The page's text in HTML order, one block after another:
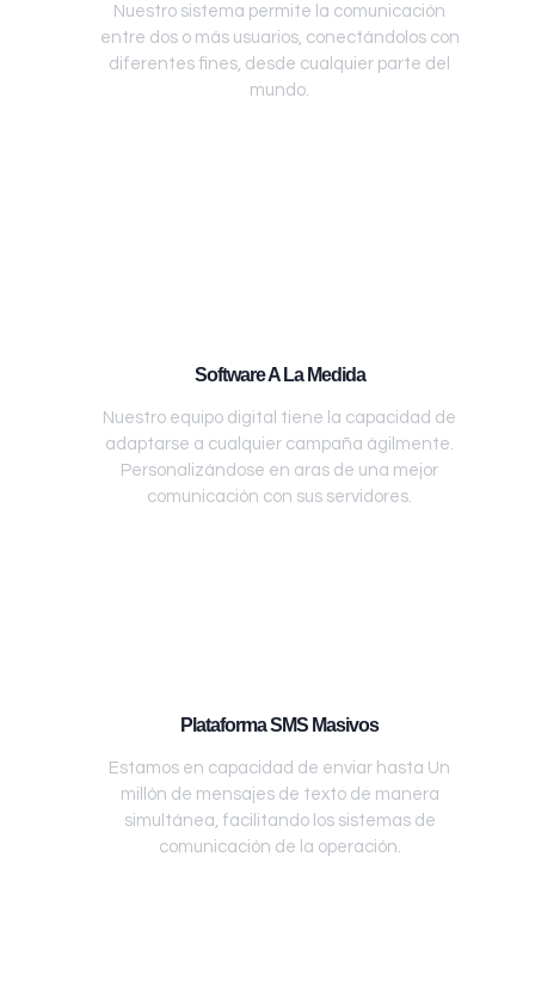
Nuestro sistema permite la comunicación
entre dos o más usuarios, conectándolos con
diferentes fines, desde cualquier parte del
mundo.
Software A La Medida
Nuestro equipo digital tiene la capacidad de
adaptarse a cualquier campaña ágilmente.
Personalizándose en aras de una mejor
comunicación con sus servidores.
Plataforma SMS Masivos
Estamos en capacidad de enviar hasta Un
millón de mensajes de texto de manera
simultánea, facilitando los sistemas de
comunicación de la operación.